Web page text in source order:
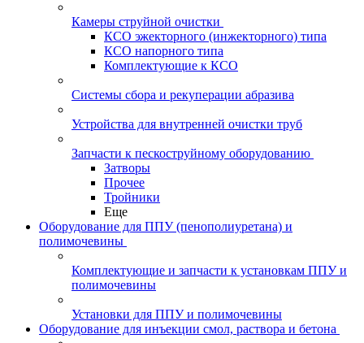
Камеры струйной очистки
КСО эжекторного (инжекторного) типа
КСО напорного типа
Комплектующие к КСО
Системы сбора и рекуперации абразива
Устройства для внутренней очистки труб
Запчасти к пескоструйному оборудованию
Затворы
Прочее
Тройники
Еще
Оборудование для ППУ (пенополиуретана) и
полимочевины
Комплектующие и запчасти к установкам ППУ и
полимочевины
Установки для ППУ и полимочевины
Оборудование для инъекции смол, раствора и бетона